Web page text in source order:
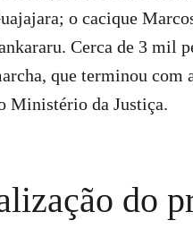
o cacique
Cerca de 3 mil
que terminou com
Ministério da Justiça.
do